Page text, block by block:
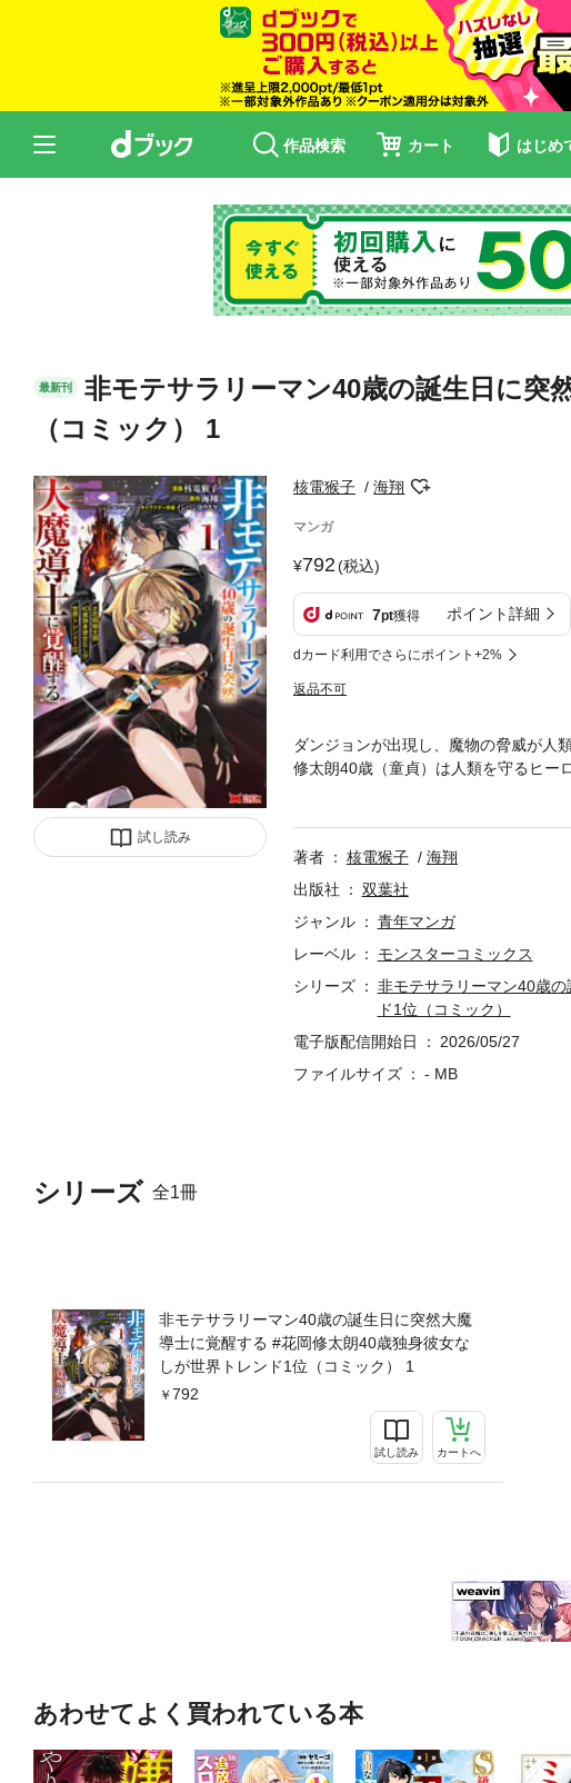
作品検索 カート はじめ
最新刊
非モテサラリーマン40歳の誕生日に突
（コミック） 1
試し読み
核電猴子 海翔
マンガ
792(税込)
7pt獲得 ポイント詳細
dカード利用でさらにポイント+2%
返品不可
シリーズ 全1冊
非モテサラリーマン40歳の誕生日に突然大魔
導士に覚醒する #花岡修太朗40歳独身彼女な
しが世界トレンド1位（コミック） 1
792
試し読み カートへ
ダンジョンが出現し、魔物の脅威が人
修太朗40歳（童貞）は人類を守るヒー
に突然ステータスが覚醒！ 人類を守
著者
核電猴子
海翔
出版社
双葉社
ジャンル
青年マンガ
レーベル
モンスターコミックス
シリーズ
非モテサラリーマン40歳
ド1位（コミック）
電子版配信開始日
2026/05/27
ファイルサイズ
- MB
あわせてよく買われている本